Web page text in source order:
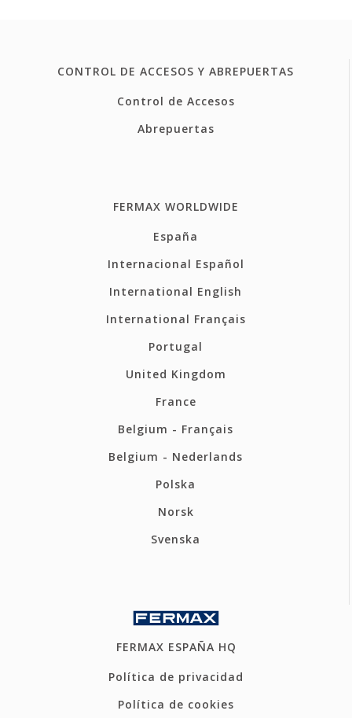
CONTROL DE ACCESOS Y ABREPUERTAS
Control de Accesos
Abrepuertas
FERMAX WORLDWIDE
España
Internacional Español
International English
International Français
Portugal
United Kingdom
France
Belgium - Français
Belgium - Nederlands
Polska
Norsk
Svenska
FERMAX ESPAÑA HQ
Política de privacidad
Política de cookies